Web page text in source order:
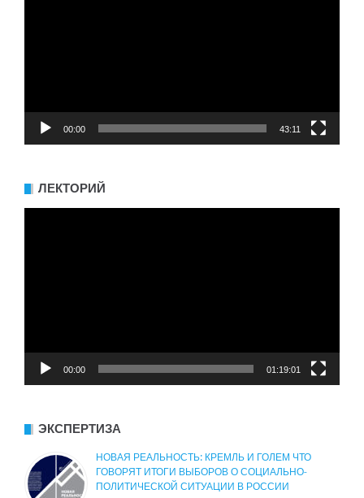
00:00 43:11
ЛЕКТОРИЙ
00:00 01:19:01
ЭКСПЕРТИЗА
НОВАЯ РЕАЛЬНОСТЬ: КРЕМЛЬ И ГОЛЕМ ЧТО
ГОВОРЯТ ИТОГИ ВЫБОРОВ О СОЦИАЛЬНО-
ПОЛИТИЧЕСКОЙ СИТУАЦИИ В РОССИИ